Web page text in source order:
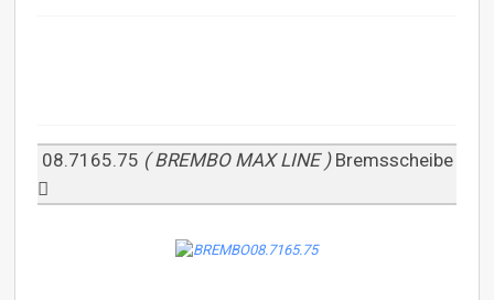
08.7165.75 ( BREMBO MAX LINE ) Bremsscheibe